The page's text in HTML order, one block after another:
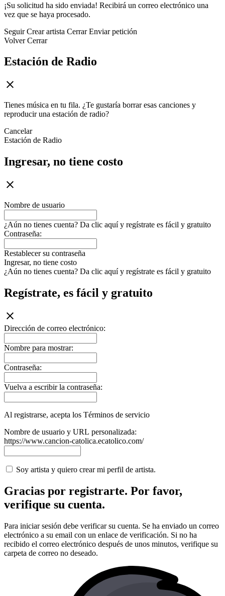
¡Su solicitud ha sido enviada! Recibirá un correo electrónico una
vez que se haya procesado.
Seguir Crear artista Cerrar Enviar petición
Volver Cerrar
Estación de Radio
Tienes música en tu fila. ¿Te gustaría borrar esas canciones y
reproducir una estación de radio?
Cancelar
Estación de Radio
Ingresar, no tiene costo
Nombre de usuario
¿Aún no tienes cuenta? Da clic aquí y regístrate es fácil y gratuito
Contraseña:
Restablecer su contraseña
Ingresar, no tiene costo
¿Aún no tienes cuenta? Da clic aquí y regístrate es fácil y gratuito
Regístrate, es fácil y gratuito
Dirección de correo electrónico:
Nombre para mostrar:
Contraseña:
Vuelva a escribir la contraseña:
Al registrarse, acepta los Términos de servicio
Nombre de usuario y URL personalizada:
https://www.cancion-catolica.ecatolico.com/
Soy artista y quiero crear mi perfil de artista.
Gracias por registrarte. Por favor,
verifique su cuenta.
Para iniciar sesión debe verificar su cuenta. Se ha enviado un correo
electrónico a su email con un enlace de verificación. Si no ha
recibido el correo electrónico después de unos minutos, verifique su
carpeta de correo no deseado.